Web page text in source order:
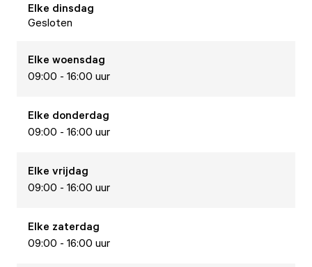
Elke dinsdag
Gesloten
Elke woensdag
09:00 - 16:00 uur
Elke donderdag
09:00 - 16:00 uur
Elke vrijdag
09:00 - 16:00 uur
Elke zaterdag
09:00 - 16:00 uur